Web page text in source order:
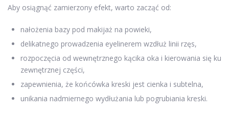
Aby osiągnąć zamierzony efekt, warto zacząć od:
nałożenia bazy pod makijaż na powieki,
delikatnego prowadzenia eyelinerem wzdłuż linii rzęs,
rozpoczęcia od wewnętrznego kącika oka i kierowania się ku
zewnętrznej części,
zapewnienia, że końcówka kreski jest cienka i subtelna,
unikania nadmiernego wydłużania lub pogrubiania kreski.